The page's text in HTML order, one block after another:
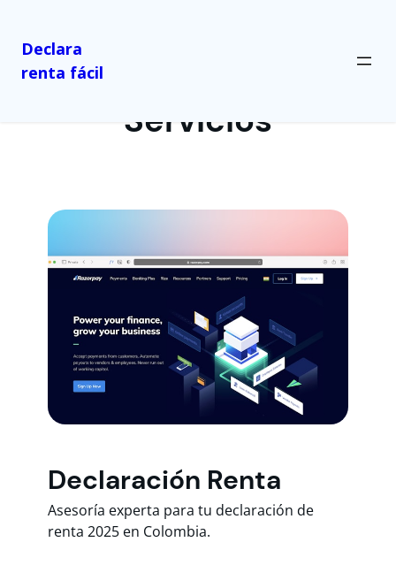
Declara
renta fácil
Servicios
Declaración Renta
Asesoría experta para tu declaración de
renta 2025 en Colombia.